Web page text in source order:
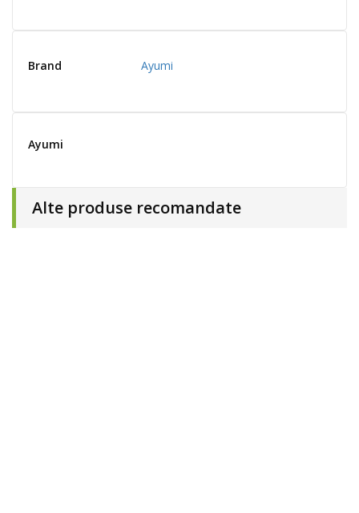
Brand Ayumi
Ayumi
Alte produse recomandate